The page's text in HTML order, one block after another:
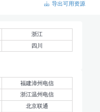
导出可用资源
浙江
四川
福建漳州电信
浙江温州电信
北京联通